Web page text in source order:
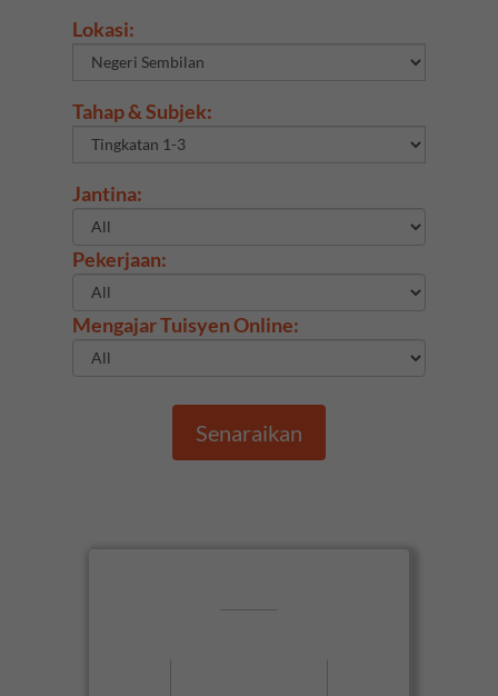
Lokasi:
Tahap & Subjek:
Jantina:
Pekerjaan:
Mengajar Tuisyen Online:
Senaraikan